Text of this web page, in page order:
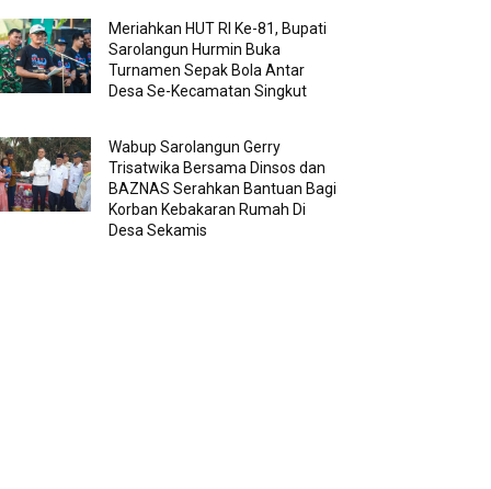
Meriahkan HUT RI Ke-81, Bupati
Sarolangun Hurmin Buka
Turnamen Sepak Bola Antar
Desa Se-Kecamatan Singkut
Wabup Sarolangun Gerry
Trisatwika Bersama Dinsos dan
BAZNAS Serahkan Bantuan Bagi
Korban Kebakaran Rumah Di
Desa Sekamis